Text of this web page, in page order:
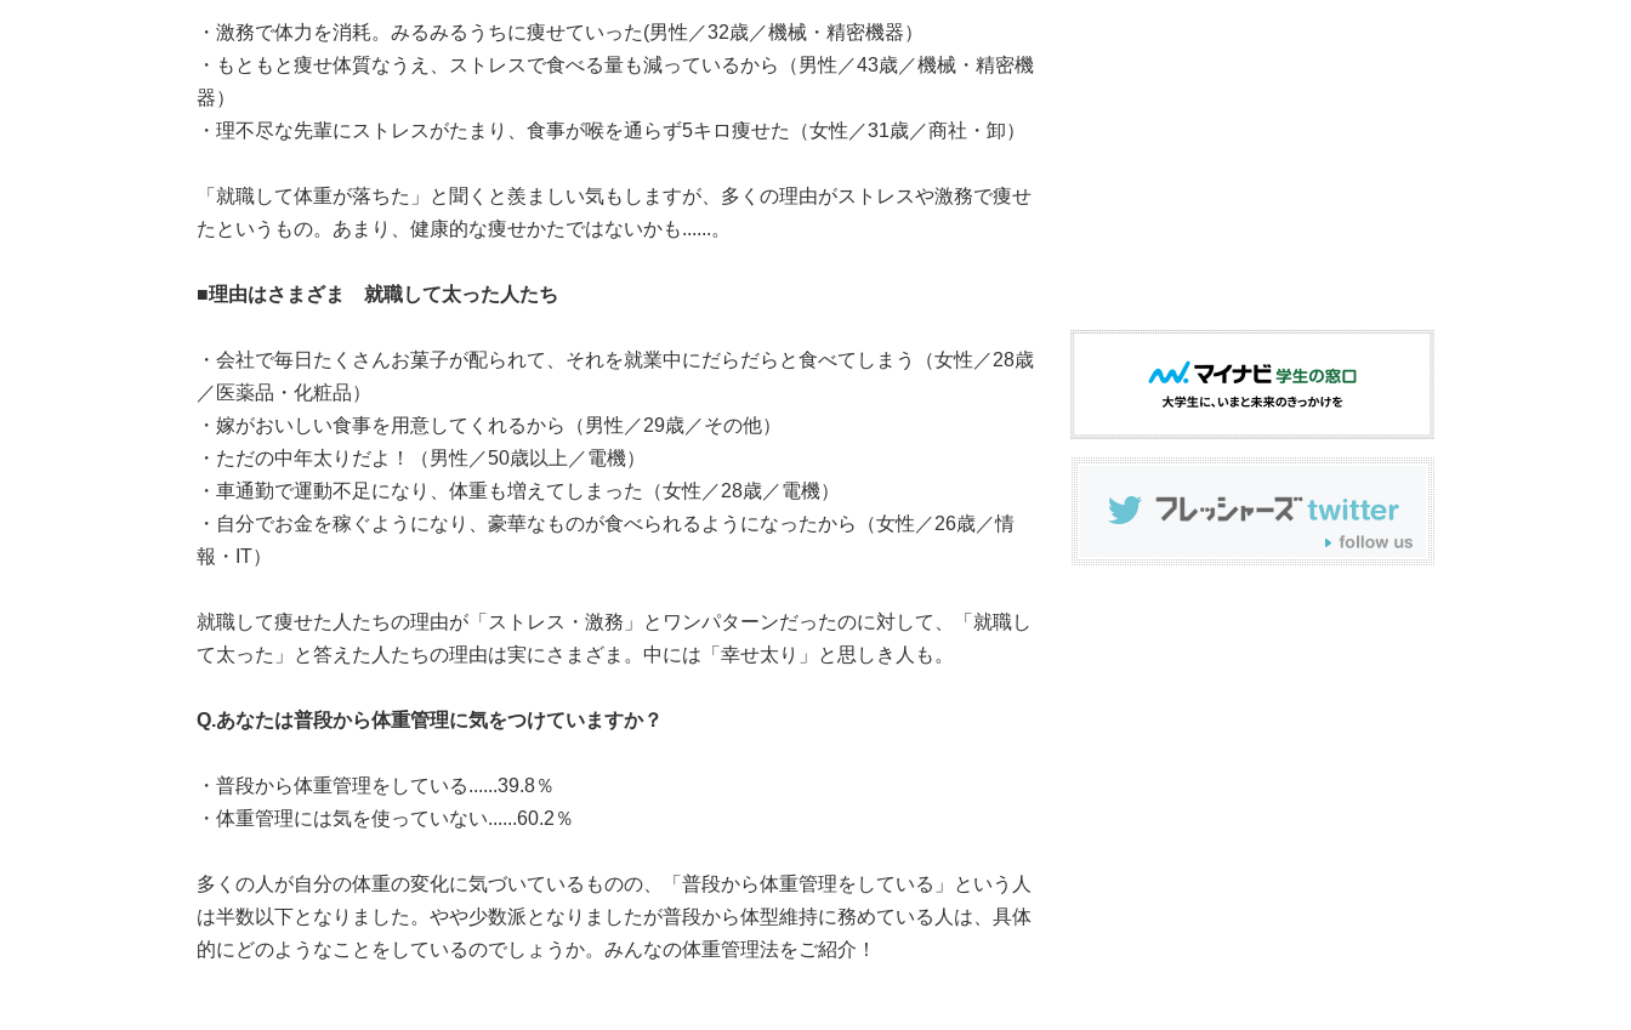
・激務で体力を消耗。みるみるうちに痩せていった(男性／32歳／機械・精密機器）
・もともと痩せ体質なうえ、ストレスで食べる量も減っているから（男性／43歳／機械・精密機
器）
・理不尽な先輩にストレスがたまり、食事が喉を通らず5キロ痩せた（女性／31歳／商社・卸）
「就職して体重が落ちた」と聞くと羨ましい気もしますが、多くの理由がストレスや激務で痩せ
たというもの。あまり、健康的な痩せかたではないかも......。
■理由はさまざま 就職して太った人たち
・会社で毎日たくさんお菓子が配られて、それを就業中にだらだらと食べてしまう（女性／28歳
／医薬品・化粧品）
・嫁がおいしい食事を用意してくれるから（男性／29歳／その他）
・ただの中年太りだよ！（男性／50歳以上／電機）
・車通勤で運動不足になり、体重も増えてしまった（女性／28歳／電機）
・自分でお金を稼ぐようになり、豪華なものが食べられるようになったから（女性／26歳／情
報・IT）
就職して痩せた人たちの理由が「ストレス・激務」とワンパターンだったのに対して、「就職し
て太った」と答えた人たちの理由は実にさまざま。中には「幸せ太り」と思しき人も。
Q.あなたは普段から体重管理に気をつけていますか？
・普段から体重管理をしている......39.8％
・体重管理には気を使っていない......60.2％
多くの人が自分の体重の変化に気づいているものの、「普段から体重管理をしている」という人
は半数以下となりました。やや少数派となりましたが普段から体型維持に務めている人は、具体
的にどのようなことをしているのでしょうか。みんなの体重管理法をご紹介！